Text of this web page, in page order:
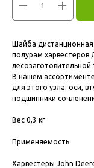
Шайба дистанционная
полурам харвестеров
лесозаготовительной
В нашем
для этого узла: оси,
подшипники
Вес 0,3 кг
Применяемость
Харвестеры John